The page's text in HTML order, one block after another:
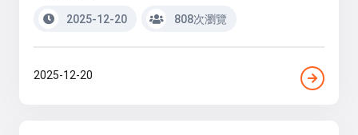
2025-12-20 808次瀏覽
2025-12-20